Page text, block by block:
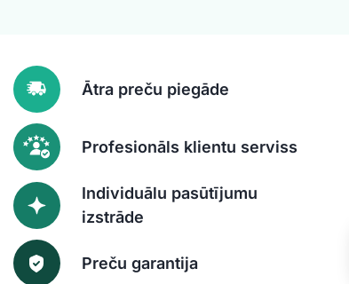
Ātra preču piegāde
Profesionāls klientu serviss
Individuālu pasūtījumu
izstrāde
Preču garantija